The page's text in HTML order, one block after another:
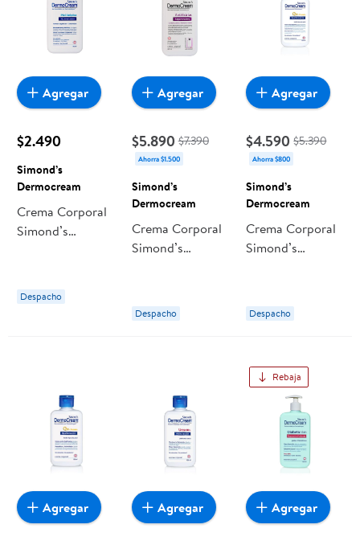
$2.490
Simond’s
Dermocream
Crema Corporal
Simond’s
Atópica
Humectante
Despacho
Agregar
$5.890 $7.390
Ahorra $1.500
Simond’s
Dermocream
Crema Corporal
Simond’s
Anti-estrías
Regenadora
Despacho
Agregar
$4.590 $5.390
Ahorra $800
Simond’s
Dermocream
Crema Corporal
Simond’s
Reafirmante
Todo Tipo De
Despacho
Agregar
Agregar Agregar
Rebaja
Agregar